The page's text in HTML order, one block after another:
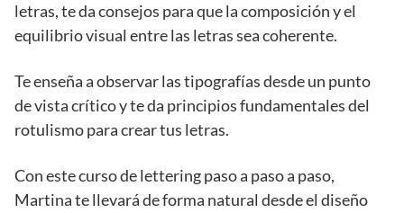
letras, te da consejos para que la composición y el
equilibrio visual entre las letras sea coherente.
Te enseña a observar las tipografías desde un punto
de vista crítico y te da principios fundamentales del
rotulismo para crear tus letras.
Con este curso de lettering paso a paso a paso,
Martina te llevará de forma natural desde el diseño